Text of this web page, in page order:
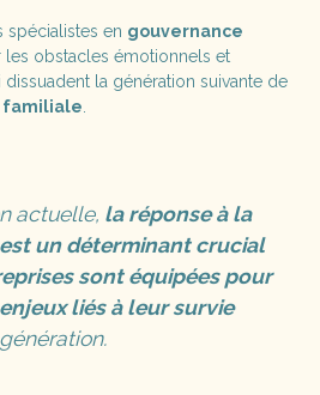
spécialistes en gouvernance
les obstacles émotionnels et
la génération suivante de
familiale
actuelle, la réponse à la
un déterminant crucial
sont équipées pour
liés à leur survie